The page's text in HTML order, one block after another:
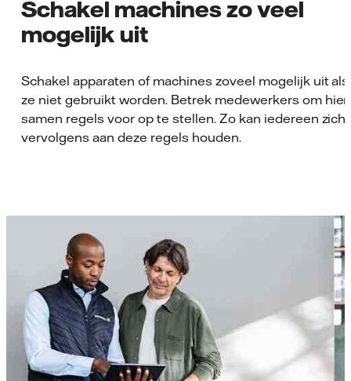
Schakel machines zo veel
mogelijk uit
Schakel apparaten of machines zoveel mogelijk uit als
ze niet gebruikt worden. Betrek medewerkers om hier
samen regels voor op te stellen. Zo kan iedereen zich
vervolgens aan deze regels houden.